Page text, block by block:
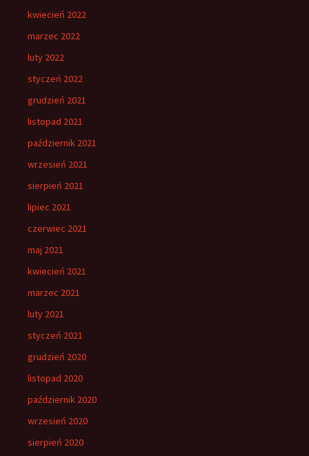
kwiecień 2022
marzec 2022
luty 2022
styczeń 2022
grudzień 2021
listopad 2021
październik 2021
wrzesień 2021
sierpień 2021
lipiec 2021
czerwiec 2021
maj 2021
kwiecień 2021
marzec 2021
luty 2021
styczeń 2021
grudzień 2020
listopad 2020
październik 2020
wrzesień 2020
sierpień 2020